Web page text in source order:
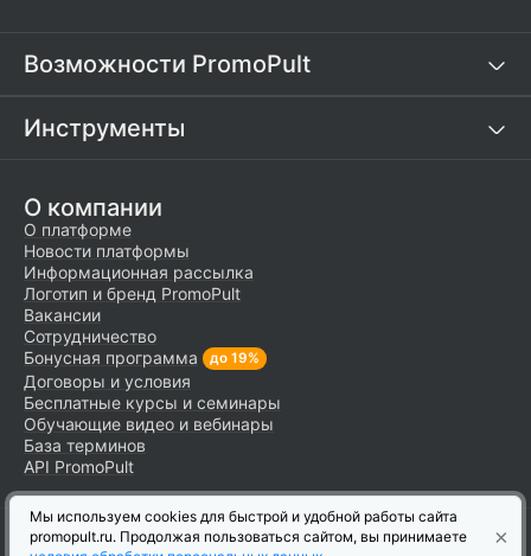
Возможности PromoPult
Инструменты
О компании
О платформе
Новости платформы
Информационная рассылка
Логотип и бренд PromoPult
Вакансии
Сотрудничество
Бонусная программа
до 19%
Договоры и условия
Бесплатные курсы и семинары
Обучающие видео и вебинары
База терминов
API PromoPult
© Справочный центр платформы PromoPult,2007–2026
Мы используем cookies для быстрой и удобной работы сайта
promopult.ru. Продолжая пользоваться сайтом, вы принимаете
×